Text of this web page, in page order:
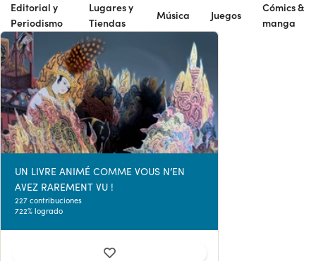
Editorial y
Periodismo
Lugares y
Tiendas
Música Juegos
Cómics &
manga
UN LIVRE ANIMÉ COMME VOUS N’EN
AVEZ RAREMENT VU !
227 contribuciones
722% logrado